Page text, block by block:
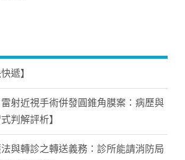
遞】
雷射近視手術併發圓錐角膜案：病歷與
判解評析】
與轉診之轉送義務：診所能請消防局